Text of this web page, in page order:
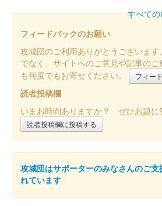
小幡城 御城印 令和五年春限
販売終了
長野剛氏のイラスト入り御城印。
小幡城 御城印 令和五年春限
長野剛氏のイラスト入り御城印。
小幡城 御城印 令和五年春限
すべて
フィードバックのお願い
攻城団のご利用ありがとうございま
でなく、サイトへのご意見や記事の
も何度でもお寄せください。
フィー
読者投稿欄
いまお時間ありますか？ ぜひお題に
読者投稿欄に投稿する
攻城団はサポーターのみなさんのご支
れています